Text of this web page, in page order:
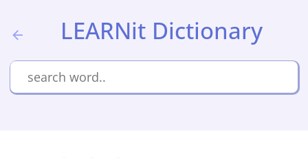
LEARNit Dictionary